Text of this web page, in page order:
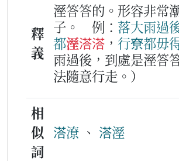
釋
義
溼答答的。形容非常
子。
例： 落大雨過
都溼溚溚 ， 行尞都毋
雨過後，到處是溼答
法隨意行走。）
相
似
詞
溚潦 、 溚溼